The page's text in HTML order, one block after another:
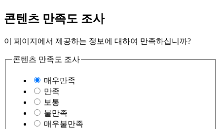
콘텐츠 만족도 조사
이 페이지에서 제공하는 정보에 대하여 만족하십니까?
콘텐츠 만족도 조사
매우만족
만족
보통
불만족
매우불만족